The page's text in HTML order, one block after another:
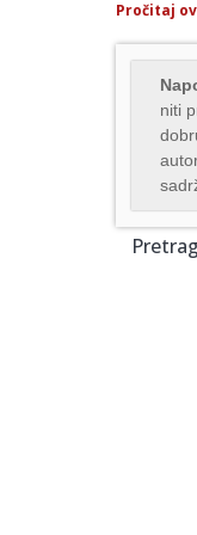
Pročitaj
niti